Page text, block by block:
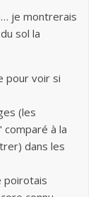
je montrerais
sol la
pour voir si
(les
comparé à la
dans les
poirotais